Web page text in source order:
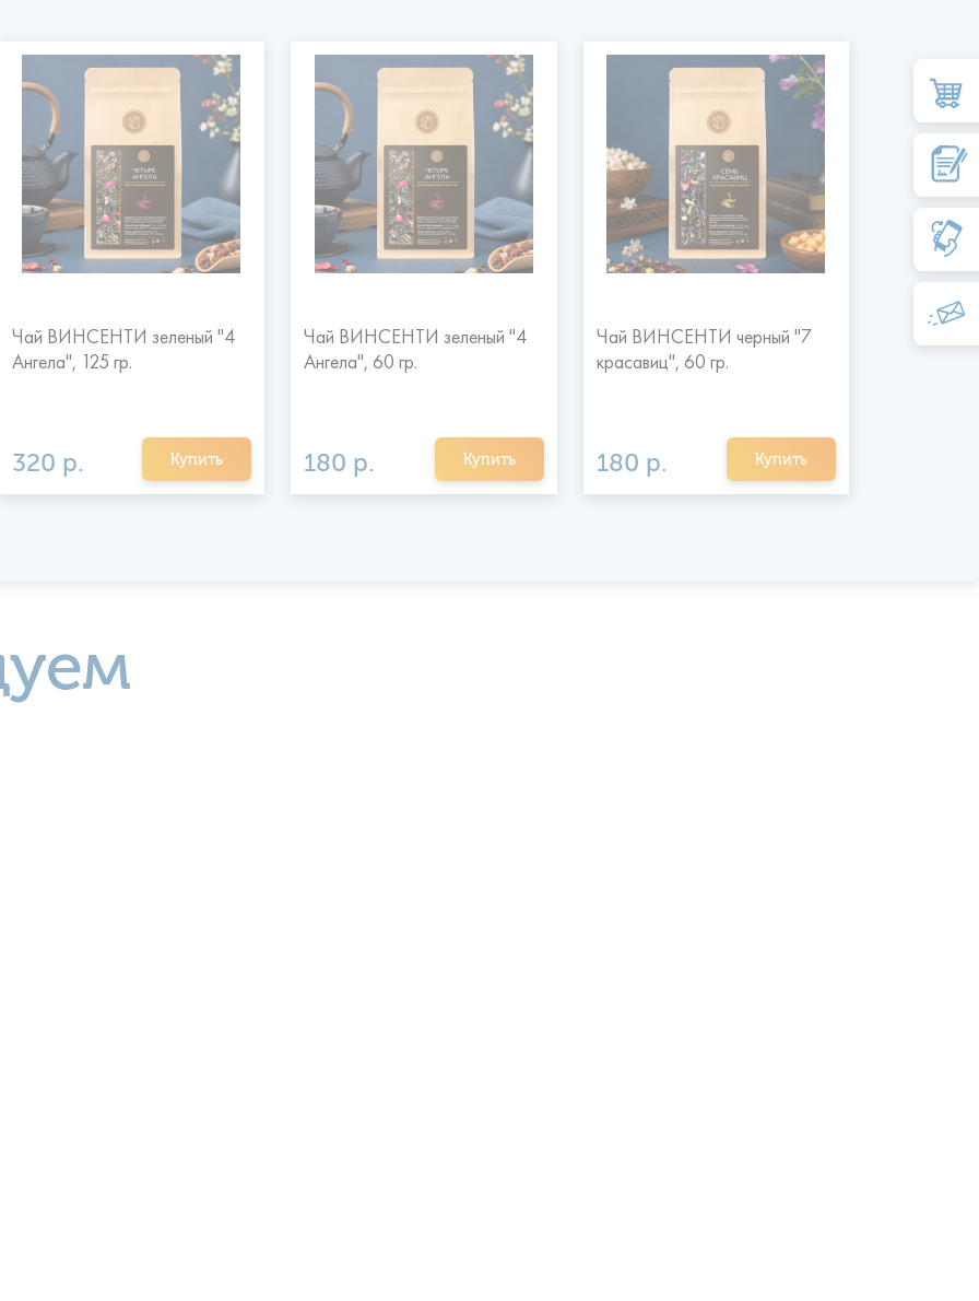
Чай ВИНСЕНТИ зеленый "4
Ангела", 125 гр.
320 р. Купить
Чай ВИНСЕНТИ зеленый "4
Ангела", 60 гр.
180 р. Купить
Чай ВИНСЕНТИ черный "7
красавиц", 60 гр.
180 р. Купить
Чай